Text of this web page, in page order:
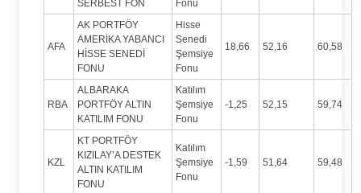
SERBEST FON
Fonu
AFA
AK PORTFÖY
AMERİKA YABANCI
HİSSE SENEDİ
FONU
Hisse
Senedi
Şemsiye
Fonu
18,66 52,16 60,58
RBA
ALBARAKA
PORTFÖY ALTIN
KATILIM FONU
Katılım
Şemsiye
Fonu
-1,25 52,15 59,74
KZL
KT PORTFÖY
KIZILAY’A DESTEK
ALTIN KATILIM
FONU
Katılım
Şemsiye
Fonu
-1,59 51,64 59,48